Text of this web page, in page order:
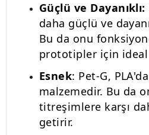
Güçlü ve Dayanıklı:
daha güçlü ve
Bu da onu
prototipler için
Esnek: Pet-G,
malzemedir. Bu da
titreşimlere karşı
getirir.